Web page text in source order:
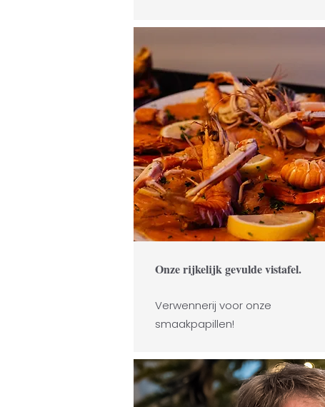
Onze rijkelijk gevulde vistafel.
Verwennerij voor onze
smaakpapillen!